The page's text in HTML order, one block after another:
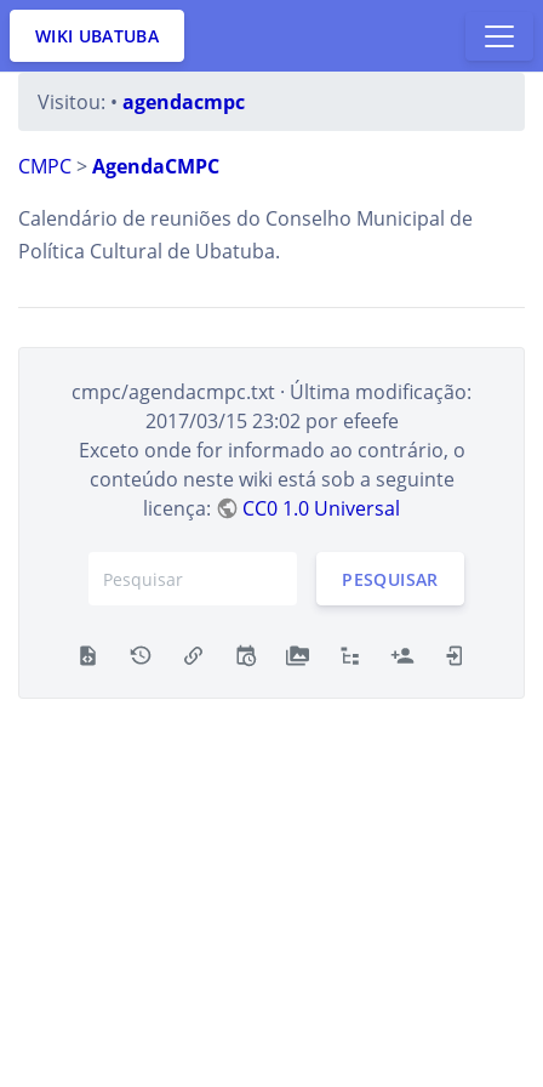
WIKI UBATUBA
Visitou: • agendacmpc
CMPC>AgendaCMPC
Calendário de reuniões do Conselho Municipal de
Política Cultural de Ubatuba.
cmpc/agendacmpc.txt · Última modificação:
2017/03/15 23:02por efeefe
Exceto onde for informado ao contrário, o
conteúdo neste wiki está sob a seguinte
licença:
CC0 1.0 Universal
PESQUISAR